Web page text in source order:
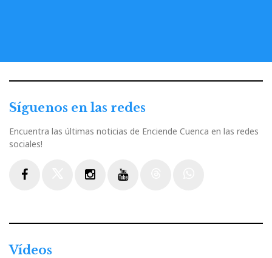
Síguenos en las redes
Encuentra las últimas noticias de Enciende Cuenca en las redes
sociales!
Vídeos